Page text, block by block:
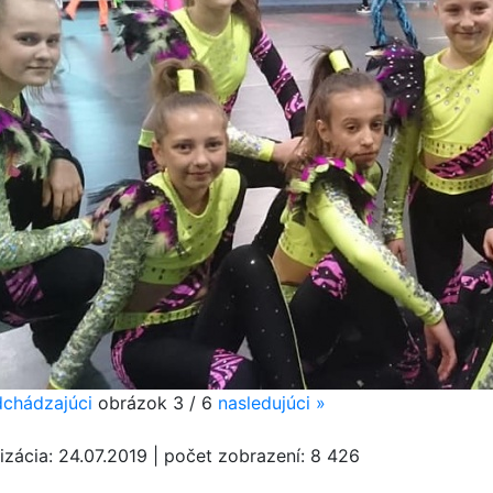
obrázok 3 / 6 nasledujúci »
24.07.2019 počet zobrazení: 8 426